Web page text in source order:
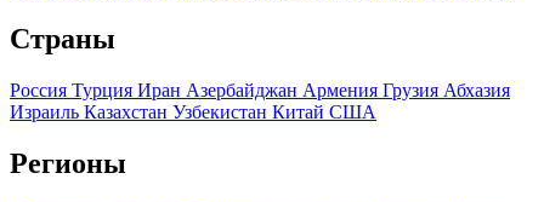
Страны
Россия Турция Иран Азербайджан Армения Грузия Абхазия
Израиль Казахстан Узбекистан Китай США
Регионы